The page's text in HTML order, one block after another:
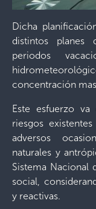
Dicha
distintos planes
periodos
concentración
Este esfuerzo
riesgos
adversos
naturales y
Sistema Nacional
social,
y reactivas.